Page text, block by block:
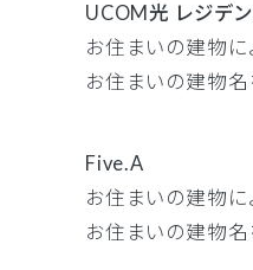
UCOM光 レジデ
お住まいの建物に
お住まいの建物名
Five.A
お住まいの建物に
お住まいの建物名